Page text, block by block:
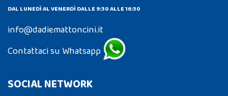
DAL LUNEDÌ AL VENERDÌ DALLE 9:30 ALLE 16:30
info@dadiemattoncini.it
Contattaci su Whatsapp
SOCIAL NETWORK